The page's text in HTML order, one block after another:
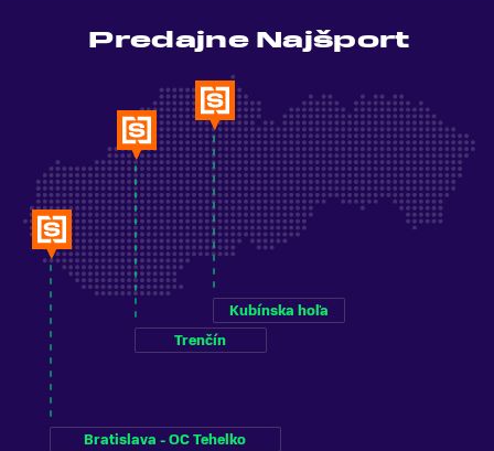
Predajne Najšport
Bratislava - OC Tehelko
Trenčín
Kubínska hoľa